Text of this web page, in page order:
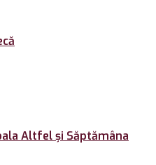
Altfel și Săptămâna